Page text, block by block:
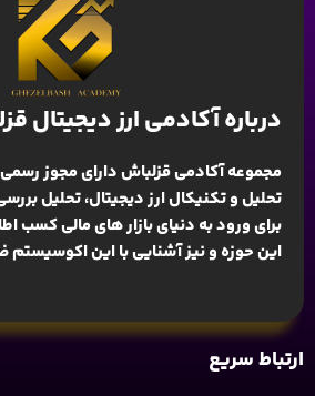
درباره آکادمی ارز دیجیتال
مجموعه آکادمی قزلباش دارای مجوز
تحلیل و تکنیکال ارز دیجیتال، تحلیل
برای ورود به دنیای بازار های مالی کسب
این حوزه و نیز آشنایی با این
ارتباط سریع